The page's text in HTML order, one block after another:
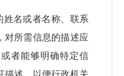
姓名或者名称、联系
对所需信息的描述应
者能够明确特定信